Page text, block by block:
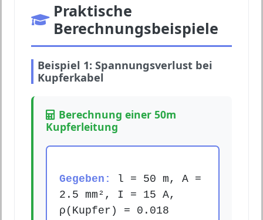
Praktische
Berechnungsbeispiele
Beispiel 1: Spannungsverlust bei
Kupferkabel
Berechnung einer 50m
Kupferleitung
Gegeben:
l = 50 m, A =
2.5 mm², I = 15 A,
ρ(Kupfer) = 0.018